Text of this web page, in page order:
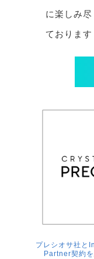
に楽しみ
ております
プレシオサ社
Partner契約を